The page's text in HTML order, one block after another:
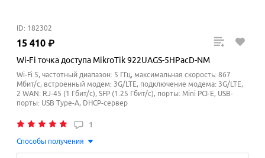
ID: 182302
15 410 ₽
Wi-Fi точка доступа MikroTik 922UAGS-5HPacD-NM
Wi-Fi 5, частотный диапазон: 5 ГГц, максимальная скорость: 867
Мбит/с, встроенный модем: 3G/LTE, подключение модема: 3G/LTE,
2 WAN: RJ-45 (1 Гбит/с), SFP (1.25 Гбит/с), порты: Mini PCI-E, USB-
порты: USB Type-A, DHCP-сервер
1
Способы получения